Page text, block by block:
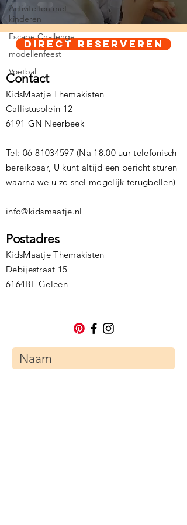
Activiteiten met
kinderen
Escape Challenge
modellenfeest
Voetbal
bewegen
Direct Reserveren
Contact
KidsMaatje Themakisten
Callistusplein 12
6191 GN Neerbeek
Tel: 06-81034597 (Na 18.00 uur telefonisch
bereikbaar, U kunt altijd een bericht sturen
waarna we u zo snel mogelijk terugbellen)
info@kidsmaatje.nl
Postadres
KidsMaatje Themakisten
Debijestraat 15
6164BE Geleen